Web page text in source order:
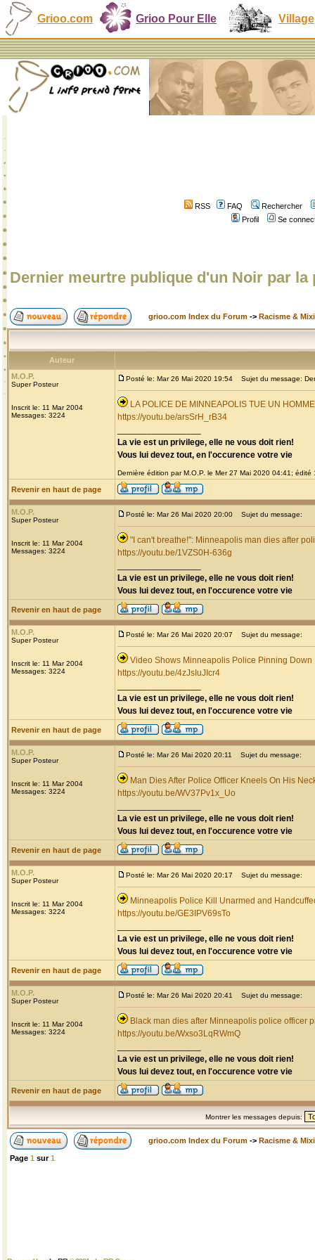
Grioo.com Grioo Pour Elle Village
RSS FAQ
Rechercher
Profil
Se
Dernier meurtre publique d'un Noir par la
grioo.com Index du Forum -> Racisme &
Auteur
M.O.P.
Super Posteur
Inscrit le: 11 Mar 2004
Messages: 3224
Posté le: Mar 26 Mai 2020 19:54 Sujet du message:
LA POLICE DE MINNEAPOLIS TUE UN
https://youtu.be/arsSrH_rB34
La vie est un privilege, elle ne vous doit rien!
Vous lui devez tout, en l'occurence votre vie
Dernière édition par M.O.P. le Mer 27 Mai 2020 04:41; édité
Revenir en haut de page
M.O.P.
Super Posteur
Inscrit le: 11 Mar 2004
Messages: 3224
Posté le: Mar 26 Mai 2020 20:00 Sujet du message:
"I can't breathe!": Minneapolis man dies after
https://youtu.be/1VZS0H-636g
La vie est un privilege, elle ne vous doit rien!
Vous lui devez tout, en l'occurence votre vie
Revenir en haut de page
M.O.P.
Super Posteur
Inscrit le: 11 Mar 2004
Messages: 3224
Posté le: Mar 26 Mai 2020 20:07 Sujet du message:
Video Shows Minneapolis Police Pinning
https://youtu.be/4zJsIuJIcr4
La vie est un privilege, elle ne vous doit rien!
Vous lui devez tout, en l'occurence votre vie
Revenir en haut de page
M.O.P.
Super Posteur
Inscrit le: 11 Mar 2004
Messages: 3224
Posté le: Mar 26 Mai 2020 20:11 Sujet du message:
Man Dies After Police Officer Kneels On His
https://youtu.be/WV37Pv1x_Uo
La vie est un privilege, elle ne vous doit rien!
Vous lui devez tout, en l'occurence votre vie
Revenir en haut de page
M.O.P.
Super Posteur
Inscrit le: 11 Mar 2004
Messages: 3224
Posté le: Mar 26 Mai 2020 20:17 Sujet du message:
Minneapolis Police Kill Unarmed and
https://youtu.be/GE3IPV69sTo
La vie est un privilege, elle ne vous doit rien!
Vous lui devez tout, en l'occurence votre vie
Revenir en haut de page
M.O.P.
Super Posteur
Inscrit le: 11 Mar 2004
Messages: 3224
Posté le: Mar 26 Mai 2020 20:41 Sujet du message:
Black man dies after Minneapolis police officer
https://youtu.be/Wxso3LqRWmQ
La vie est un privilege, elle ne vous doit rien!
Vous lui devez tout, en l'occurence votre vie
Revenir en haut de page
Montrer les messages depuis:
grioo.com Index du Forum -> Racisme &
Page 1 sur1